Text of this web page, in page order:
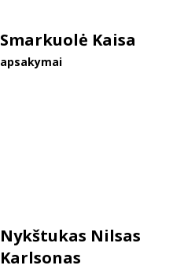
Smarkuolė Kaisa
apsakymai
Nykštukas Nilsas
Karlsonas